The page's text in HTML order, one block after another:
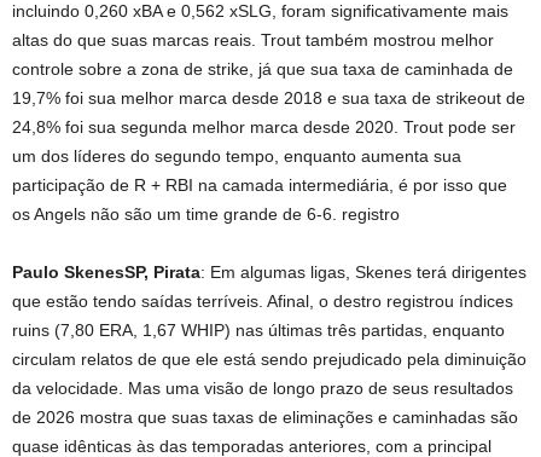
incluindo 0,260 xBA e 0,562 xSLG, foram significativamente mais
altas do que suas marcas reais. Trout também mostrou melhor
controle sobre a zona de strike, já que sua taxa de caminhada de
19,7% foi sua melhor marca desde 2018 e sua taxa de strikeout de
24,8% foi sua segunda melhor marca desde 2020. Trout pode ser
um dos líderes do segundo tempo, enquanto aumenta sua
participação de R + RBI na camada intermediária, é por isso que
os Angels não são um time grande de 6-6. registro
Paulo SkenesSP, Pirata: Em algumas ligas, Skenes terá dirigentes
que estão tendo saídas terríveis. Afinal, o destro registrou índices
ruins (7,80 ERA, 1,67 WHIP) nas últimas três partidas, enquanto
circulam relatos de que ele está sendo prejudicado pela diminuição
da velocidade. Mas uma visão de longo prazo de seus resultados
de 2026 mostra que suas taxas de eliminações e caminhadas são
quase idênticas às das temporadas anteriores, com a principal